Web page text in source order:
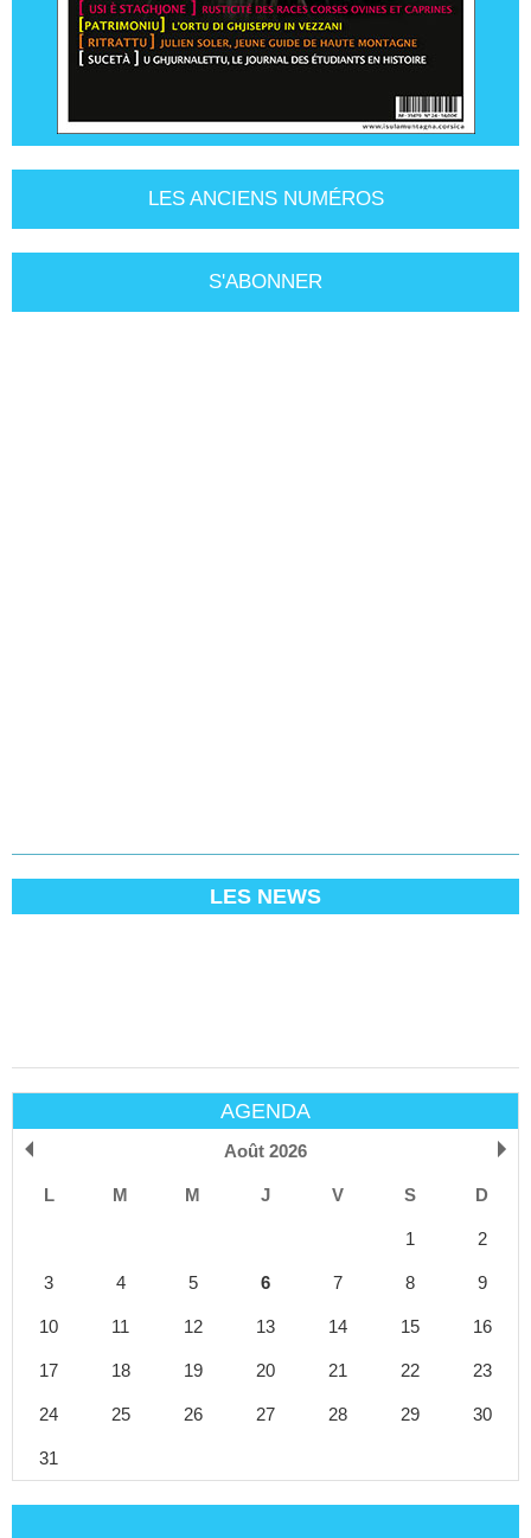
LES ANCIENS NUMÉROS
S'ABONNER
LES NEWS
AGENDA
Août 2026
L M M J V S D
1 2
3 4 5 6 7 8 9
10 11 12 13 14 15 16
17 18 19 20 21 22 23
24 25 26 27 28 29 30
31